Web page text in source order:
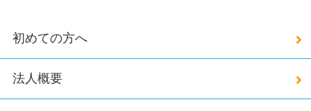
初めての方へ
法人概要